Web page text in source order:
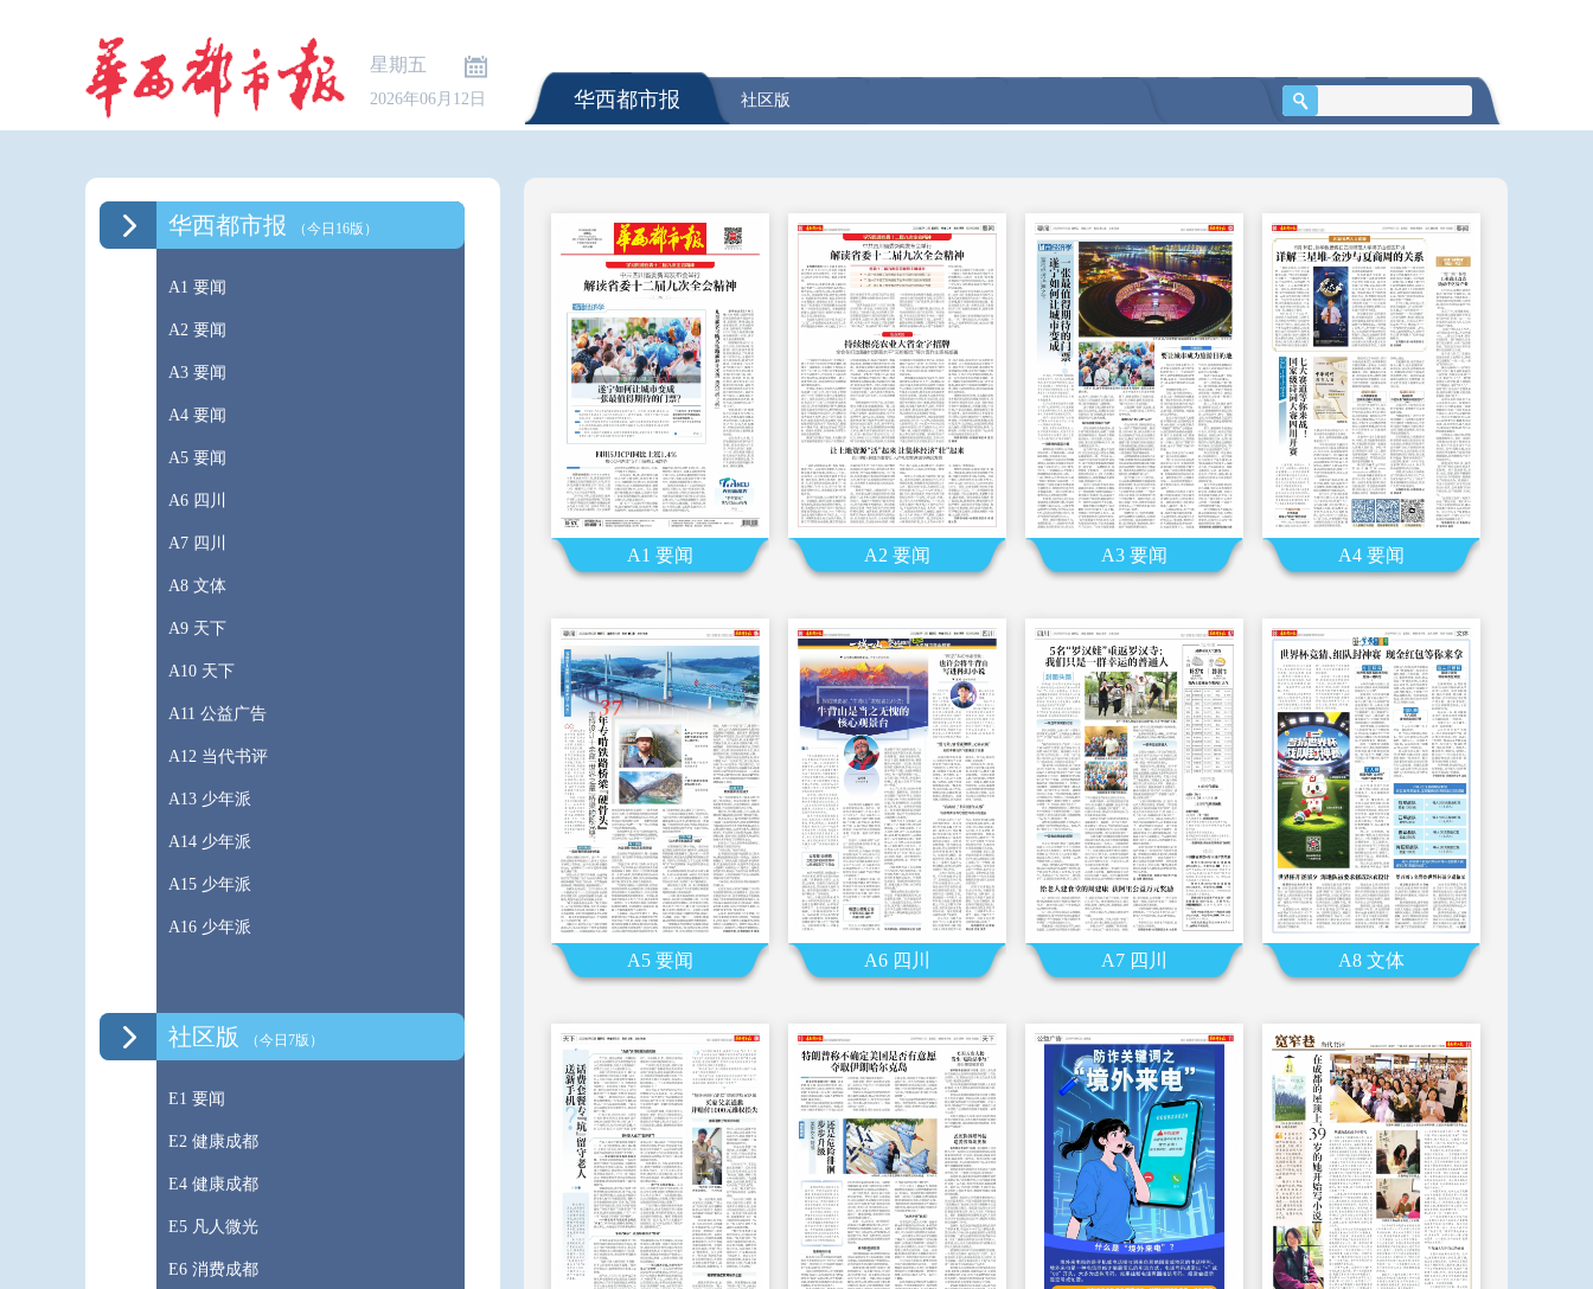
星期五
2026年06月12日 华西都市报 社区版
华西都市报 （今日16版）
A1 要闻
A2 要闻
A3 要闻
A4 要闻
A5 要闻
A6 四川
A7 四川
A8 文体
A9 天下
A10 天下
A11 公益广告
A12 当代书评
A13 少年派
A14 少年派
A15 少年派
A16 少年派
社区版 （今日7版）
E1 要闻
E2 健康成都
E4 健康成都
E5 凡人微光
E6 消费成都
A1 要闻 A2 要闻 A3 要闻 A4 要闻
A5 要闻 A6 四川 A7 四川 A8 文体